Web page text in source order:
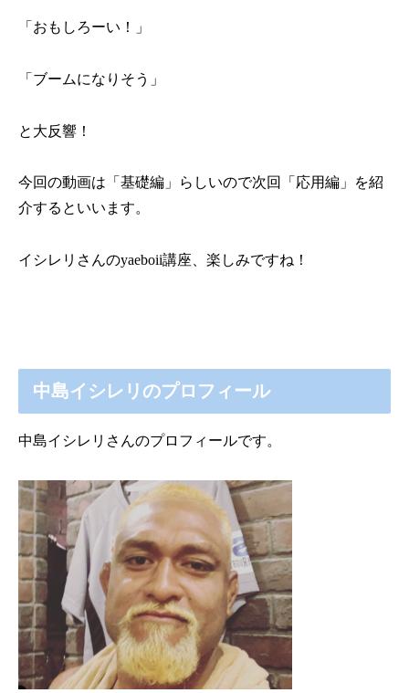
「おもしろーい！」
「ブームになりそう」
と大反響！
今回の動画は「基礎編」らしいので次回「応用編」を紹
介するといいます。
イシレリさんのyaeboii講座、楽しみですね！
中島イシレリのプロフィール
中島イシレリさんのプロフィールです。